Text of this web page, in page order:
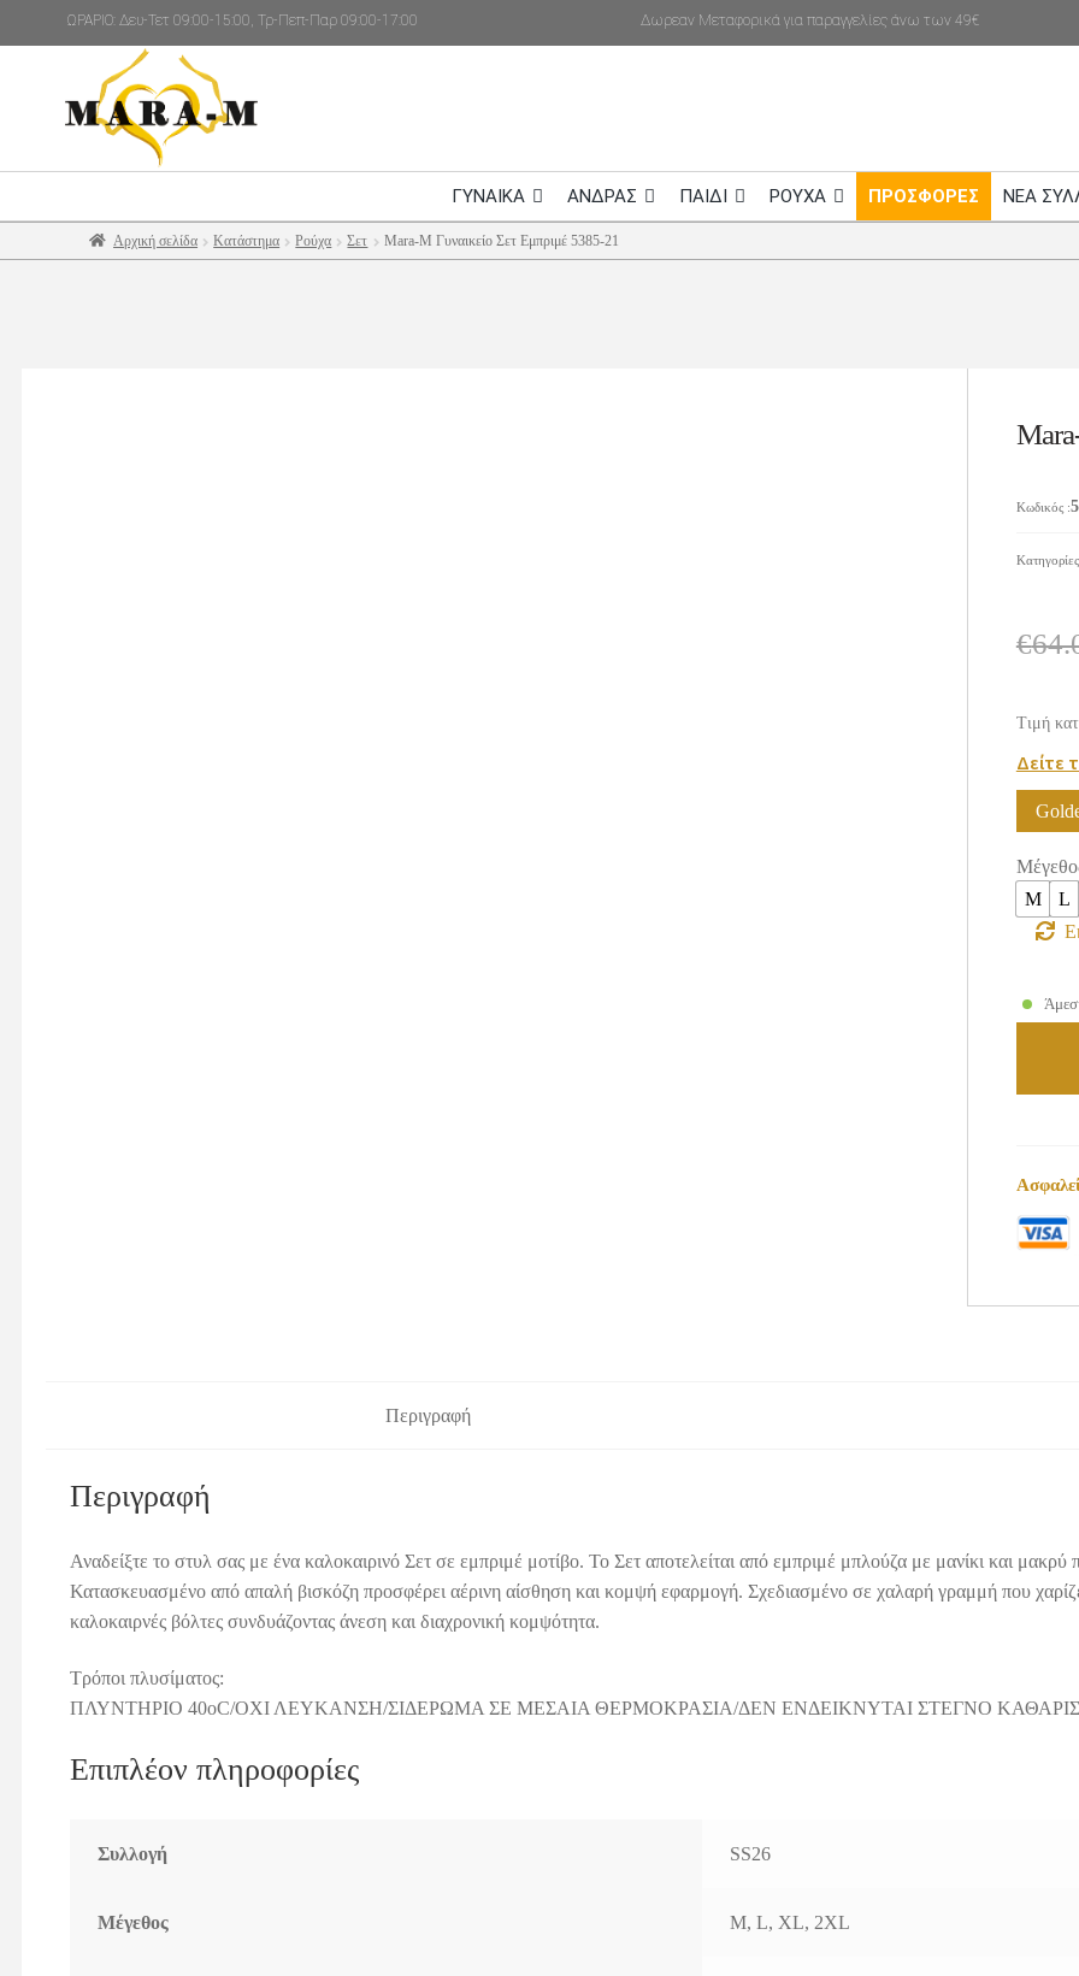
ΩΡΑΡΙΟ: Δευ-Τετ 09:00-15:00, Τρ-Πεπ-Παρ 09:00-17:00 Δωρεαν Μεταφορικά για παραγγελίες άνω των 49€
ΓΥΝΑΙΚΑ ΑΝΔΡΑΣ ΠΑΙΔΙ ΡΟΥΧΑ ΠΡΟΣΦΟΡΕΣ NEA
Αρχική σελίδα Κατάστημα Ρούχα Σετ Mara-M Γυναικείο Σετ Εμπριμέ 5385-21
Κωδικός :
€
Τιμή
Δείτε
M
L
Περιγραφή
Περιγραφή
Αναδείξτε το στυλ σας με ένα καλοκαιρινό Σετ σε εμπριμέ μοτίβο. Το Σετ αποτελείται από εμπριμέ μπλούζα με μανίκι και μακρύ
Κατασκευασμένο από απαλή βισκόζη προσφέρει αέρινη αίσθηση και κομψή εφαρμογή. Σχεδιασμένο σε χαλαρή γραμμή που
καλοκαιρνές βόλτες συνδυάζοντας άνεση και διαχρονική κομψότητα.
Τρόποι πλυσίματος:
ΠΛΥΝΤΗΡΙΟ 40οC/ΟΧΙ ΛΕΥΚΑΝΣΗ/ΣΙΔΕΡΩΜΑ ΣΕ ΜΕΣΑΙΑ ΘΕΡΜΟΚΡΑΣΙΑ/ΔΕΝ ΕΝΔΕΙΚΝΥΤΑΙ ΣΤΕΓΝΟ
Επιπλέον πληροφορίες
Συλλογή SS26
Μέγεθος M, L, XL, 2XL